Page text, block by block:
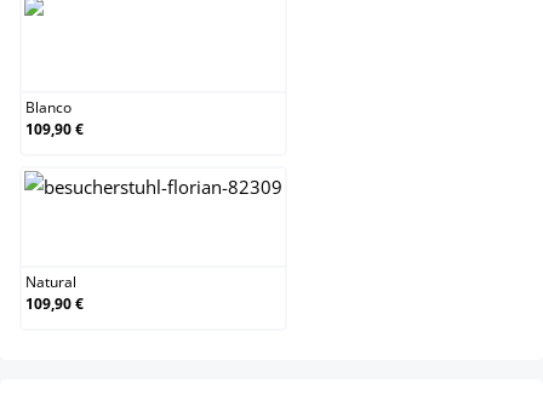
Blanco
109,90 €
Natural
109,90 €